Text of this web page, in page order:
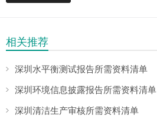
相关推荐
深圳水平衡测试报告所需资料清单
深圳环境信息披露报告所需资料清单
深圳清洁生产审核所需资料清单